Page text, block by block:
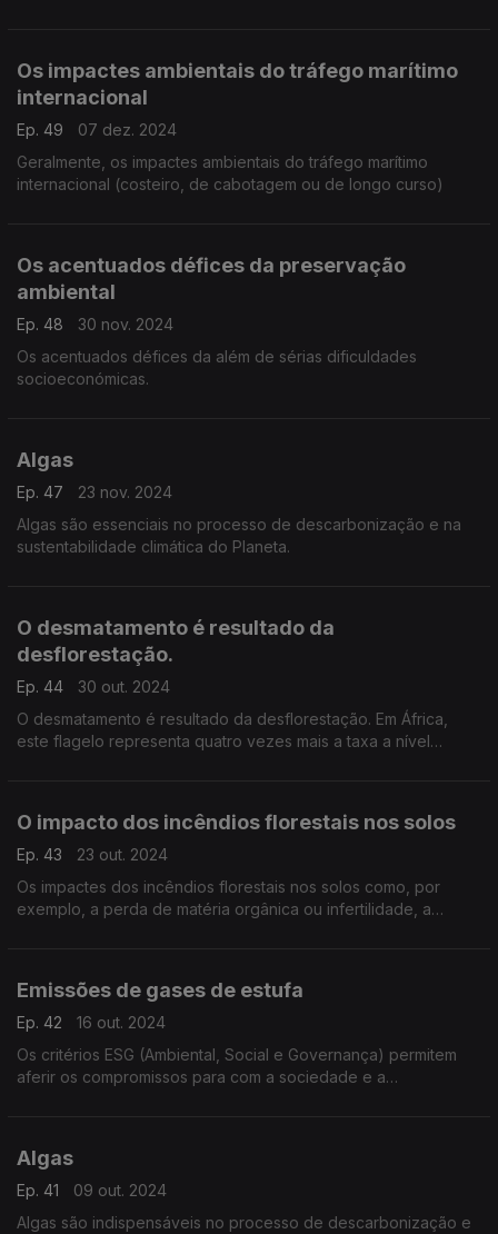
Os impactes ambientais do tráfego marítimo
internacional
Ep. 49
07 dez. 2024
Geralmente, os impactes ambientais do tráfego marítimo
internacional (costeiro, de cabotagem ou de longo curso)
Os acentuados défices da preservação
ambiental
Ep. 48
30 nov. 2024
Os acentuados défices da além de sérias dificuldades
socioeconómicas.
Algas
Ep. 47
23 nov. 2024
Algas são essenciais no processo de descarbonização e na
sustentabilidade climática do Planeta.
O desmatamento é resultado da
desflorestação.
Ep. 44
30 out. 2024
O desmatamento é resultado da desflorestação. Em África,
este flagelo representa quatro vezes mais a taxa a nível
O impacto dos incêndios florestais nos solos
Ep. 43
23 out. 2024
Os impactes dos incêndios florestais nos solos como, por
exemplo, a perda de matéria orgânica ou infertilidade, a
Emissões de gases de estufa
Ep. 42
16 out. 2024
Os critérios ESG (Ambiental, Social e Governança) permitem
aferir os compromissos para com a sociedade e a
Algas
Ep. 41
09 out. 2024
Algas são indispensáveis no processo de descarbonização e